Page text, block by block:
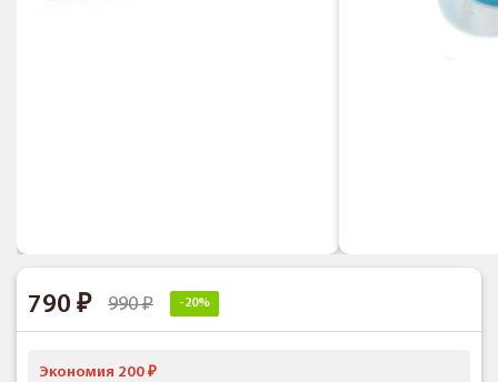
790 990 -20%
Экономия 200